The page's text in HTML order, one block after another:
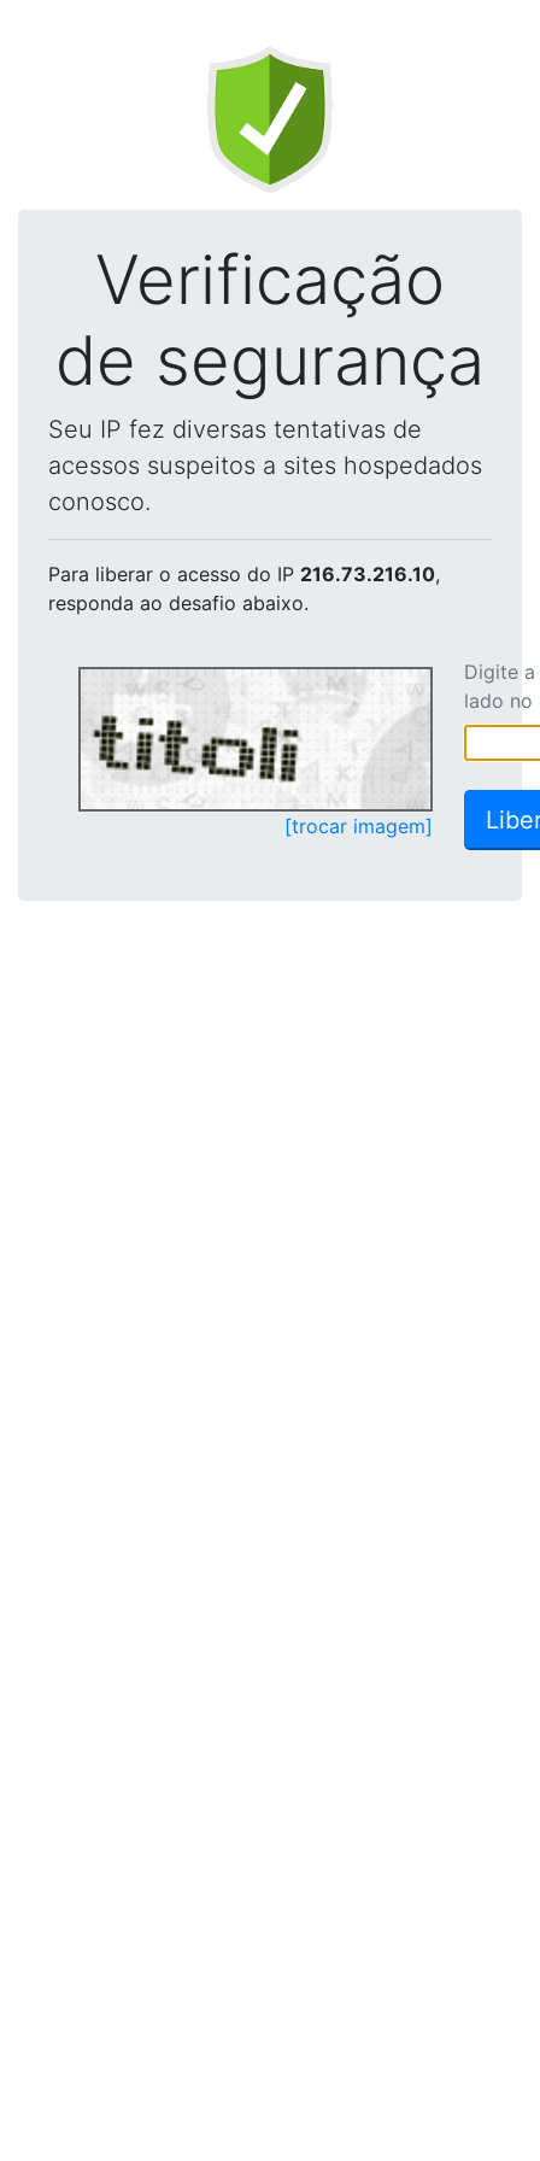
Verificação
de segurança
Seu IP fez diversas tentativas de
acessos suspeitos a sites hospedados
conosco.
Para liberar o acesso do IP 216.73.216.10,
responda ao desafio abaixo.
[trocar imagem]
Digite
lado no